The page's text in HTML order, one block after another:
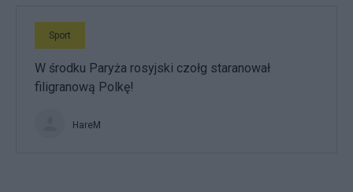
Sport
W środku Paryża rosyjski czołg staranował
filigranową Polkę!
HareM